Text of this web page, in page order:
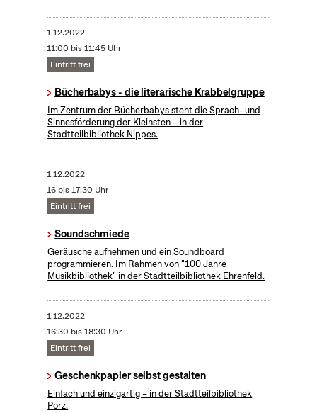
1.12.2022
11:00 bis 11:45 Uhr
Eintritt frei
Bücherbabys - die literarische Krabbelgruppe
Im Zentrum der Bücherbabys steht die Sprach- und
Sinnesförderung der Kleinsten – in der
Stadtteilbibliothek Nippes.
1.12.2022
16 bis 17:30 Uhr
Eintritt frei
Soundschmiede
Geräusche aufnehmen und ein Soundboard
programmieren. Im Rahmen von "100 Jahre
Musikbibliothek" in der Stadtteilbibliothek Ehrenfeld.
1.12.2022
16:30 bis 18:30 Uhr
Eintritt frei
Geschenkpapier selbst gestalten
Einfach und einzigartig – in der Stadtteilbibliothek
Porz.